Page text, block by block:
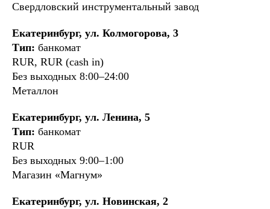
Свердловский инструментальный завод
Екатеринбург, ул. Колмогорова, 3
Тип: банкомат
RUR, RUR (cash in)
Без выходных 8:00–24:00
Металлон
Екатеринбург, ул. Ленина, 5
Тип: банкомат
RUR
Без выходных 9:00–1:00
Магазин «Магнум»
Екатеринбург, ул. Новинская, 2